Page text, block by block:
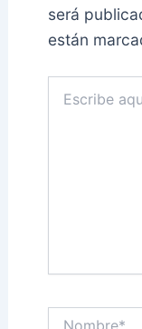
será
están
aquí...